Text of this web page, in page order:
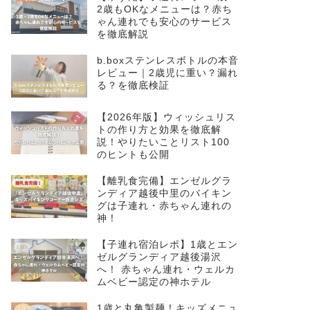
2歳もOKなメニューは？赤ち
ゃん連れでも安心のサービス
を徹底解説
b.boxステンレスボトルの本音
レビュー｜2歳児に重い？漏れ
る？を徹底検証
【2026年版】ウィッシュリス
トの作り方と効果を徹底解
説！やりたいことリスト100
のヒントも公開
【離乳食完備】エンゼルグラ
ンディア越後中里のバイキン
グは子連れ・赤ちゃん連れの
神！
【子連れ宿泊レポ】1歳とエン
ゼルグランディア越後湯沢
へ！ 赤ちゃん連れ・ウェルカ
ムベビー認定の神ホテル